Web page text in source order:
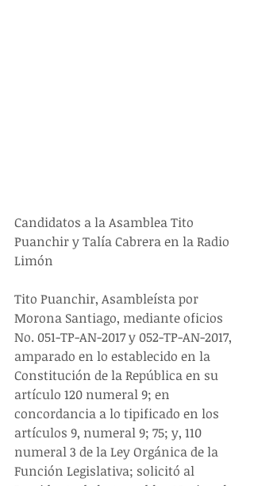
Candidatos a la Asamblea Tito
Puanchir y Talía Cabrera en la Radio
Limón
Tito Puanchir, Asambleísta por
Morona Santiago, mediante oficios
No. 051-TP-AN-2017 y 052-TP-AN-2017,
amparado en lo establecido en la
Constitución de la República en su
artículo 120 numeral 9; en
concordancia a lo tipificado en los
artículos 9, numeral 9; 75; y, 110
numeral 3 de la Ley Orgánica de la
Función Legislativa; solicitó al